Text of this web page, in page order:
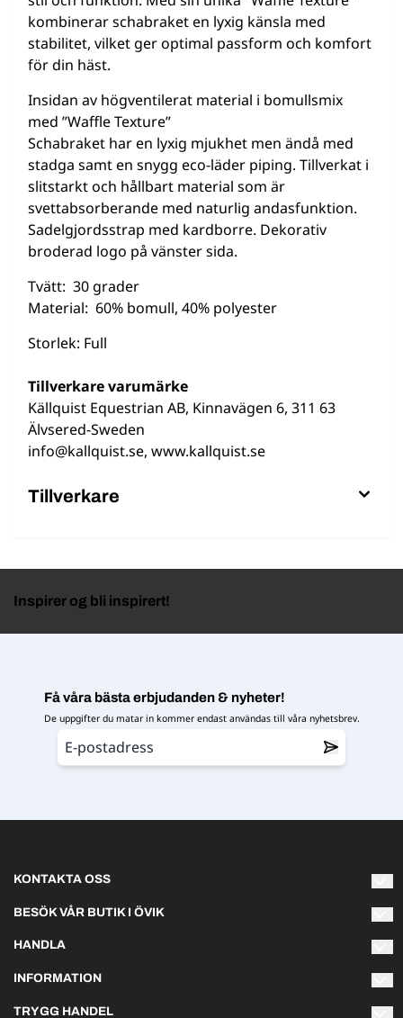
kombinerar schabraket en lyxig känsla med
stabilitet, vilket ger optimal passform och komfort
för din häst.
Insidan av högventilerat material i bomullsmix
med ”Waffle Texture”
Schabraket har en lyxig mjukhet men ändå med
stadga samt en snygg eco-läder piping. Tillverkat i
slitstarkt och hållbart material som är
svettabsorberande med naturlig andasfunktion.
Sadelgjordsstrap med kardborre. Dekorativ
broderad logo på vänster sida.
Tvätt: 30 grader
Material: 60% bomull, 40% polyester
Storlek: Full
Tillverkare varumärke
Källquist Equestrian AB, Kinnavägen 6, 311 63
Älvsered-Sweden
info@kallquist.se, www.kallquist.se
Tillverkare
Inspirer og bli inspirert!
Få våra bästa erbjudanden & nyheter!
De uppgifter du matar in kommer endast användas till våra nyhetsbrev.
KONTAKTA OSS
Varmt välkommen att kontakta oss om du har några frågor!
info@naturliganorrland.se
Telefon 073-141 75 03
BESÖK VÅR BUTIK I ÖVIK
891 38 Örnsköldsvik
Sommartider:
HANDLA
Villkor
INFORMATION
Om oss
TRYGG HANDEL